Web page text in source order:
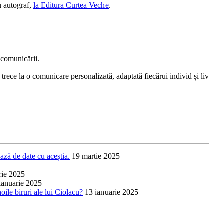
autograf, la Editura Curtea Veche.
la o comunicare personalizată, adaptată fiecărui individ
de date cu aceștia. 19 martie 2025
2025
2025
biruri ale lui Ciolacu? 13 ianuarie 2025